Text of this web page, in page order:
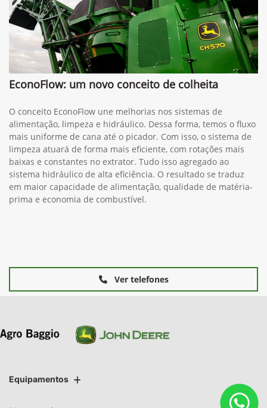
EconoFlow: um novo conceito de colheita
O conceito EconoFlow une melhorias nos sistemas de
alimentação, limpeza e hidráulico. Dessa forma, temos o fluxo
mais uniforme de cana até o picador. Com isso, o sistema de
limpeza atuará de forma mais eficiente, com rotações mais
baixas e constantes no extrator. Tudo isso agregado ao
sistema hidráulico de alta eficiência. O resultado se traduz
em maior capacidade de alimentação, qualidade de matéria-
prima e economia de combustível.
Ver telefones
Equipamentos